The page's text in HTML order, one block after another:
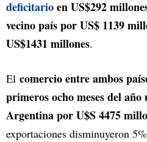
deficitarioen US$292
vecino país por US$ 1139
US$1431 millones.
El comercio entre ambos
primeros ocho meses del
Argentina por U$S 4475
exportaciones disminuyeron